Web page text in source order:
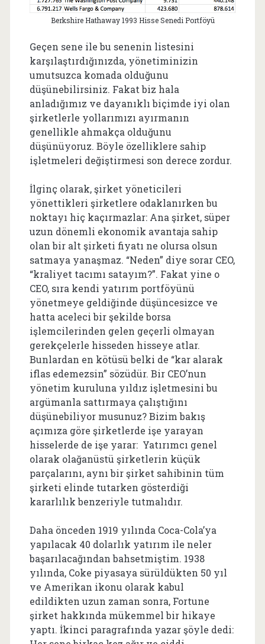
Berkshire Hathaway 1993 Hisse Senedi Portföyü
Geçen sene ile bu senenin listesini
karşılaştırdığınızda, yönetiminizin
umutsuzca komada olduğunu
düşünebilirsiniz. Fakat biz hala
anladığımız ve dayanıklı biçimde iyi olan
şirketlerle yollarımızı ayırmanın
genellikle ahmakça olduğunu
düşünüyoruz. Böyle özelliklere sahip
işletmeleri değiştirmesi son derece zordur.
İlginç olarak, şirket yöneticileri
yönettikleri şirketlere odaklanırken bu
noktayı hiç kaçırmazlar: Ana şirket, süper
uzun dönemli ekonomik avantaja sahip
olan bir alt şirketi fiyatı ne olursa olsun
satmaya yanaşmaz. “Neden” diye sorar CEO,
“kraliyet tacımı satayım?”. Fakat yine o
CEO, sıra kendi yatırım portföyünü
yönetmeye geldiğinde düşüncesizce ve
hatta aceleci bir şekilde borsa
işlemcilerinden gelen geçerli olmayan
gerekçelerle hisseden hisseye atlar.
Bunlardan en kötüsü belki de “kar alarak
iflas edemezsin” sözüdür. Bir CEO’nun
yönetim kuruluna yıldız işletmesini bu
argümanla sattırmaya çalıştığını
düşünebiliyor musunuz? Bizim bakış
açımıza göre şirketlerde işe yarayan
hisselerde de işe yarar: Yatırımcı genel
olarak olağanüstü şirketlerin küçük
parçalarını, aynı bir şirket sahibinin tüm
şirketi elinde tutarken gösterdiği
kararlılık benzeriyle tutmalıdır.
Daha önceden 1919 yılında Coca-Cola’ya
yapılacak 40 dolarlık yatırım ile neler
başarılacağından bahsetmiştim. 1938
yılında, Coke piyasaya sürüldükten 50 yıl
ve Amerikan ikonu olarak kabul
edildikten uzun zaman sonra, Fortune
şirket hakkında mükemmel bir hikaye
yaptı. İkinci paragrafında yazar şöyle dedi: